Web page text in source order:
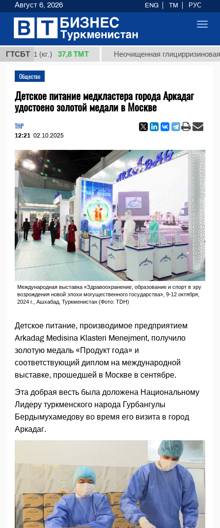
ГТСБТ
1 (кг.) 37,8 ТМТ Неочищенная глицирризиновая
Общество
Детское питание медкластера города Аркадаг
удостоено золотой медали в Москве
THP
12:21 02.10.2025
Международная выставка «Здравоохранение, образование и спорт в эру
возрождения новой эпохи могущественного государства», 9-12 октября,
2024 г., Ашхабад, Туркменистан (Фото: TDH)
Детское питание, производимое предприятием
Arkadag Medisina Klasteri Menejment, получило
золотую медаль «Продукт года» и
соответствующий диплом на международной
выставке, прошедшей в Москве в сентябре.
Эта добрая весть была доложена Национальному
Лидеру туркменского народа Гурбангулы
Бердымухамедову во время его визита в город
Аркадаг.
Август 6, 2026 ENG TM РУС